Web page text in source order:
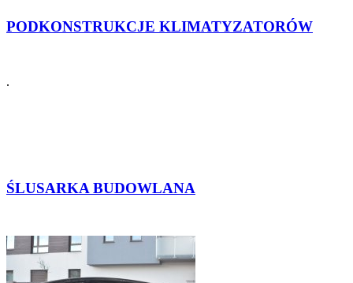
PODKONSTRUKCJE KLIMATYZATORÓW
.
ŚLUSARKA BUDOWLANA